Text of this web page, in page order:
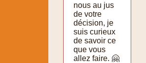
nous au jus
de votre
décision, je
suis curieux
de savoir ce
que vous
allez faire. 🤗